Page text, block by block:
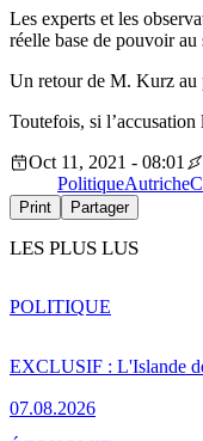
Les experts et les
réelle base de pouvoir au
Un retour de M. Kurz au
Toutefois, si
Oct 11, 2021 - 08:01
PolitiqueAutriche
Print Partager
LES PLUS LUS
EXCLUSIF : L'Islande
07.08.2026
POLITIQUE